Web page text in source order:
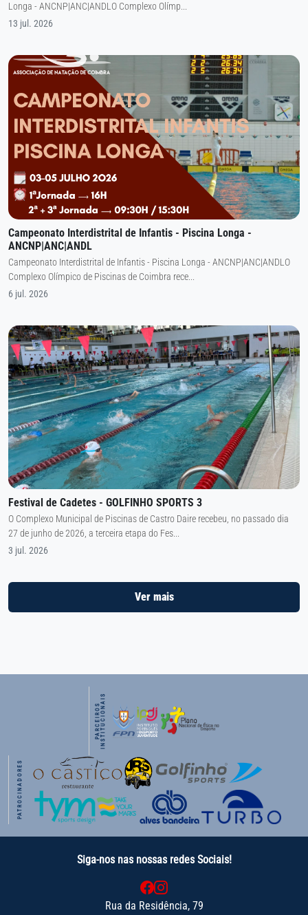
Longa - ANCNP|ANC|ANDLO Complexo Olímp...
13 jul. 2026
Campeonato Interdistrital de Infantis - Piscina Longa -
ANCNP|ANC|ANDL
Campeonato Interdistrital de Infantis - Piscina Longa - ANCNP|ANC|ANDLO
Complexo Olímpico de Piscinas de Coimbra rece...
6 jul. 2026
Festival de Cadetes - GOLFINHO SPORTS 3
O Complexo Municipal de Piscinas de Castro Daire recebeu, no passado dia
27 de junho de 2026, a terceira etapa do Fes...
3 jul. 2026
Ver mais
P
A
R
C
E
I
R
O
S
I
N
S
T
I
T
U
C
I
O
N
A
IS
PATROCINADORES
Siga-nos nas nossas redes Sociais!
Rua da Residência, 79